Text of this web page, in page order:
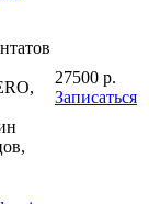
27500 р.
Записаться